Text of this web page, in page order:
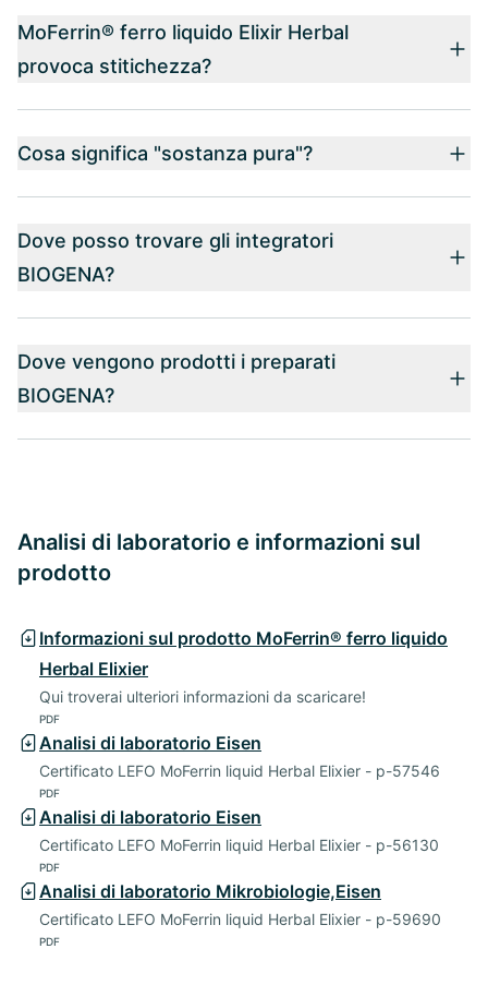
MoFerrin® ferro liquido Elixir Herbal
provoca stitichezza?
Cosa significa "sostanza pura"?
Dove posso trovare gli integratori
BIOGENA?
Dove vengono prodotti i preparati
BIOGENA?
Analisi di laboratorio e informazioni sul
prodotto
Informazioni sul prodotto MoFerrin® ferro liquido
Herbal Elixier
Qui troverai ulteriori informazioni da scaricare!
PDF
Analisi di laboratorio Eisen
Certificato LEFO MoFerrin liquid Herbal Elixier - p-57546
PDF
Analisi di laboratorio Eisen
Certificato LEFO MoFerrin liquid Herbal Elixier - p-56130
PDF
Analisi di laboratorio Mikrobiologie,Eisen
Certificato LEFO MoFerrin liquid Herbal Elixier - p-59690
PDF